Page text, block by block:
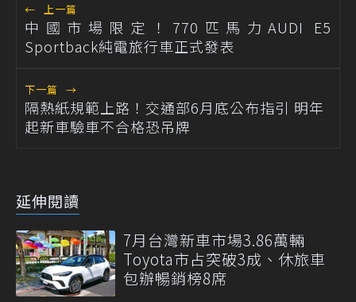
← 上一篇
中國市場限定！770匹馬力AUDI E5
Sportback純電旅行車正式發表
下一篇 →
隔熱紙規範上路！交通部6月底公布指引 明年
起新車驗車不合格恐吊牌
延伸閱讀
7月台灣新車市場3.86萬輛
Toyota市占突破3成、休旅車
包辦暢銷榜8席